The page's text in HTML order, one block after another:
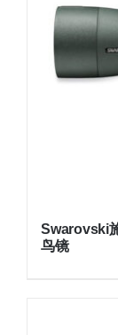
Swarovski
鸟镜